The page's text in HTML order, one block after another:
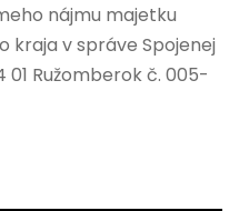
nájmu majetku
kraja v správe Spojenej
01 Ružomberok č. 005-